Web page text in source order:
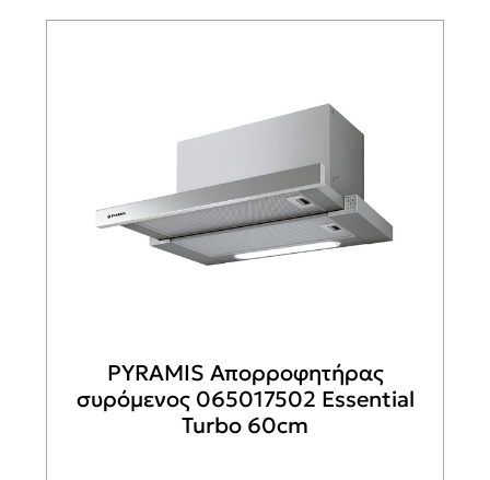
PYRAMIS Απορροφητήρας
συρόμενος 065017502 Essential
Turbo 60cm